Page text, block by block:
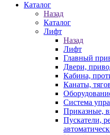
Каталог
Назад
Каталог
Лифт
Назад
Лифт
Главный
Двери,
Кабина,
Канаты,
Система
Приказные,
Пускатели,